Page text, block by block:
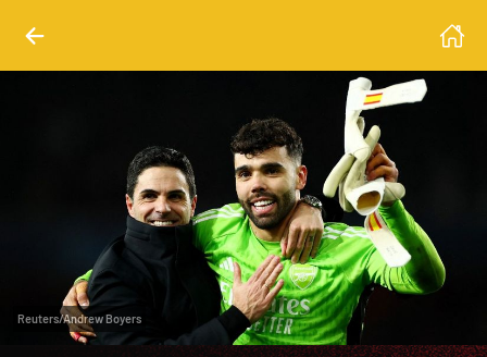
Reuters/Andrew Boyers